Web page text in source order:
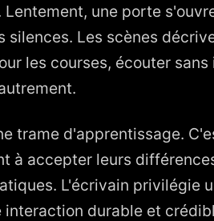
Lentement, une porte
silences. Les scènes
les courses, écouter
trame d'apprentissage.
à accepter leurs
L'écrivain privilégie
durable et